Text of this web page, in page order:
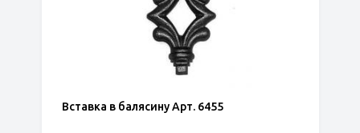
Вставка в балясину Арт. 6455